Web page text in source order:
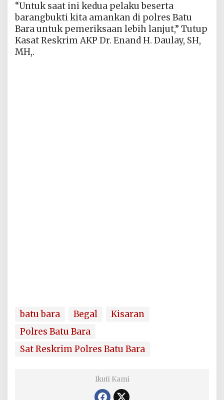
“Untuk saat ini kedua pelaku beserta
barangbukti kita amankan di polres Batu
Bara untuk pemeriksaan lebih lanjut,” Tutup
Kasat Reskrim AKP Dr. Enand H. Daulay, SH,
MH,.
batu bara Begal
Kisaran
Polres Batu Bara
Sat Reskrim Polres Batu Bara
Ikuti Kami